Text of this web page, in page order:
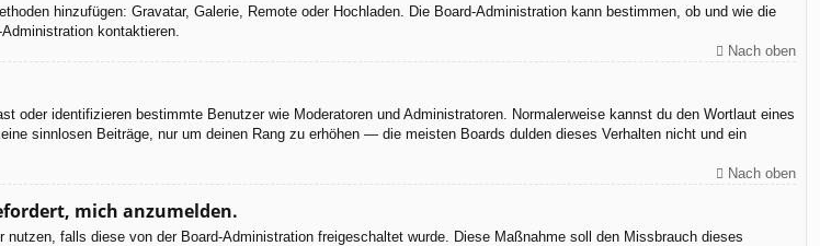
hinzufügen: Gravatar, Galerie, Remote oder Hochladen. Die Board-Administration kann bestimmen, ob und wie die
kontaktieren.
Nach oben
oder identifizieren bestimmte Benutzer wie Moderatoren und Administratoren. Normalerweise kannst du den Wortlaut eines
sinnlosen Beiträge, nur um deinen Rang zu erhöhen — die meisten Boards dulden dieses Verhalten nicht und ein
Nach oben
mich anzumelden.
falls diese von der Board-Administration freigeschaltet wurde. Diese Maßnahme soll den Missbrauch dieses